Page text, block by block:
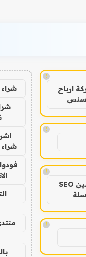
!
ارباح
!
!
تحسين SEO
سلة
!
شراء